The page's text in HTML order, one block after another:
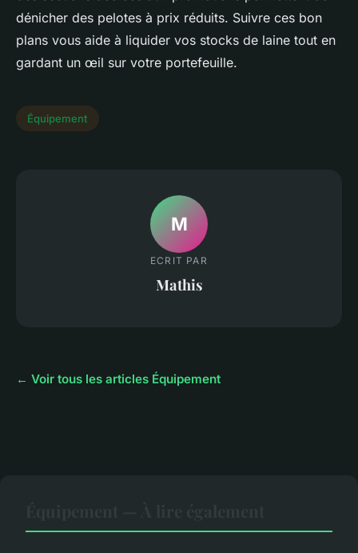
dénicher des pelotes à prix réduits. Suivre ces bon
plans vous aide à liquider vos stocks de laine tout en
gardant un œil sur votre portefeuille.
Équipement
M
ECRIT PAR
Mathis
← Voir tous les articles Équipement